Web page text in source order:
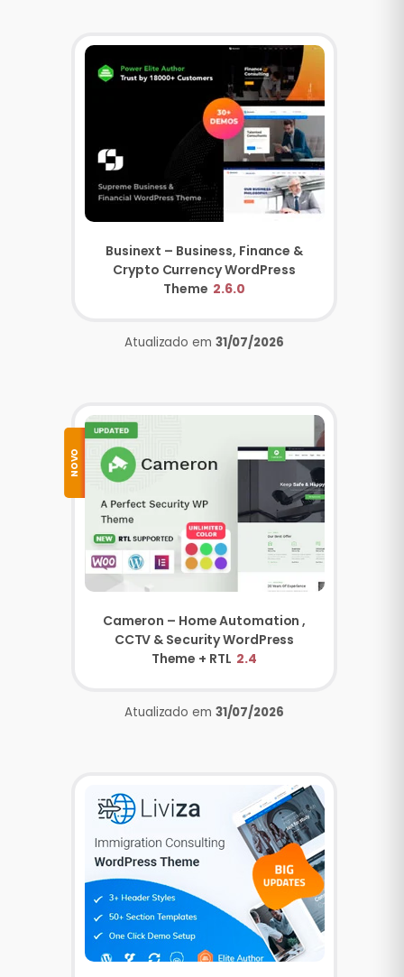
Businext – Business, Finance &
Crypto Currency WordPress
Theme 2.6.0
Atualizado em 31/07/2026
NOVO
Cameron – Home Automation ,
CCTV & Security WordPress
Theme + RTL 2.4
Atualizado em 31/07/2026